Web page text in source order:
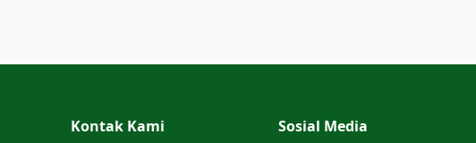
Kontak Kami
Sosial Media